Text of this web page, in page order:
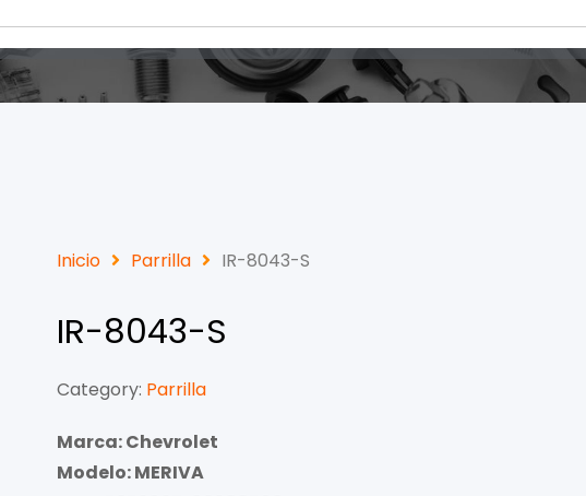
Inicio Parrilla IR-8043-S
IR-8043-S
Category: Parrilla
Marca: Chevrolet
Modelo: MERIVA